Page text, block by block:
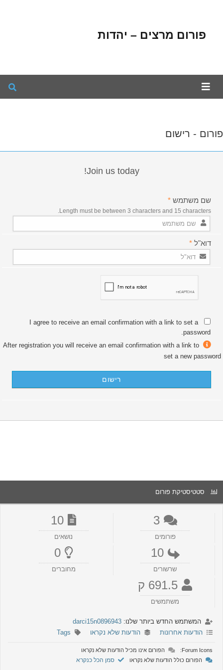
פורום מרצים – יהדות
פורום - רישום
Join us today!
שם משתמש*
Length must be between 3 characters and 15 characters.
דוא"ל*
I agree to receive an email confirmation with a link to set a
password.
After registration you will receive an email confirmation with a link to
set a new password
סטטיסטיקת פורום
3
פורומים
10
נושאים
10
שרשורים
0
מחוברים
691.5 ק
משתמשים
המשתמש החדש ביותר שלנו: darci15n0896943
הודעות אחרונות
הודעות שלא נקראו Tags
Forum Icons:
הפורום אינו מכיל הודעות שלא נקראו
הפורום כולל הודעות שלא נקראו
סמן הכל כנקרא